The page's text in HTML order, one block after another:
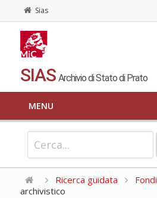
Sias
SIAS Archivio di Stato di Prato
MENU
Ricerca guidata Fondi
archivistico